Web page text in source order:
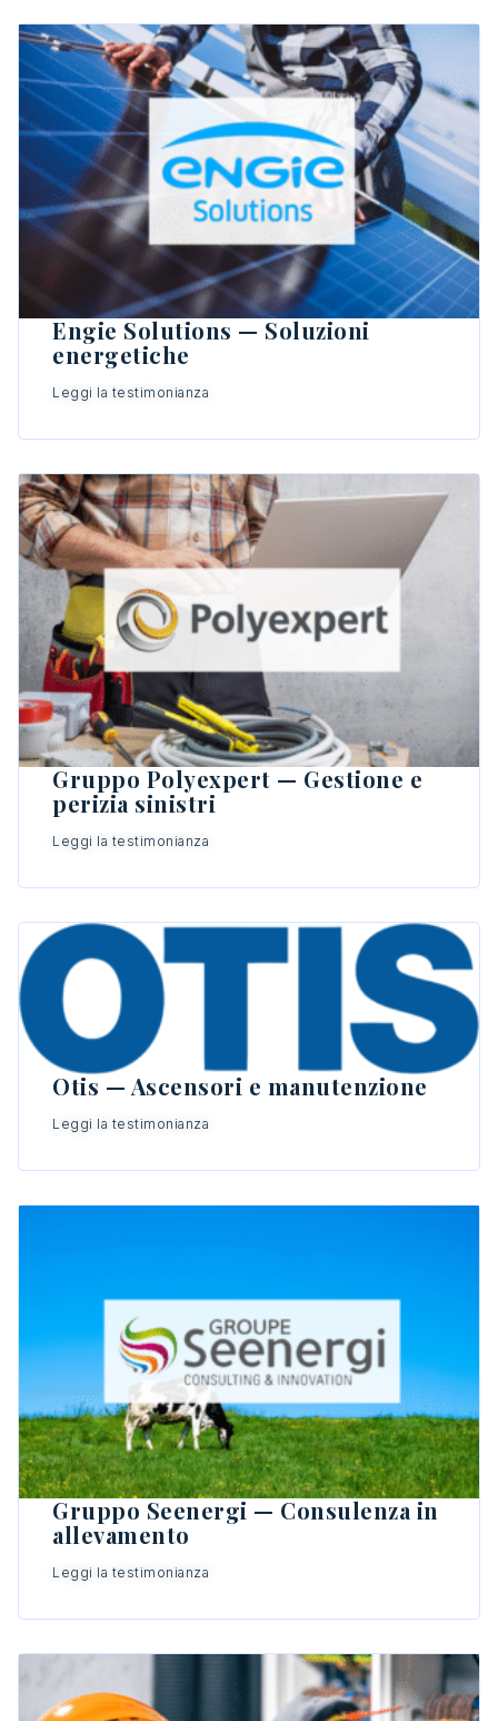
Engie Solutions — Soluzioni
energetiche
Leggi la testimonianza
Gruppo Polyexpert — Gestione e
perizia sinistri
Leggi la testimonianza
Otis — Ascensori e manutenzione
Leggi la testimonianza
Gruppo Seenergi — Consulenza in
allevamento
Leggi la testimonianza